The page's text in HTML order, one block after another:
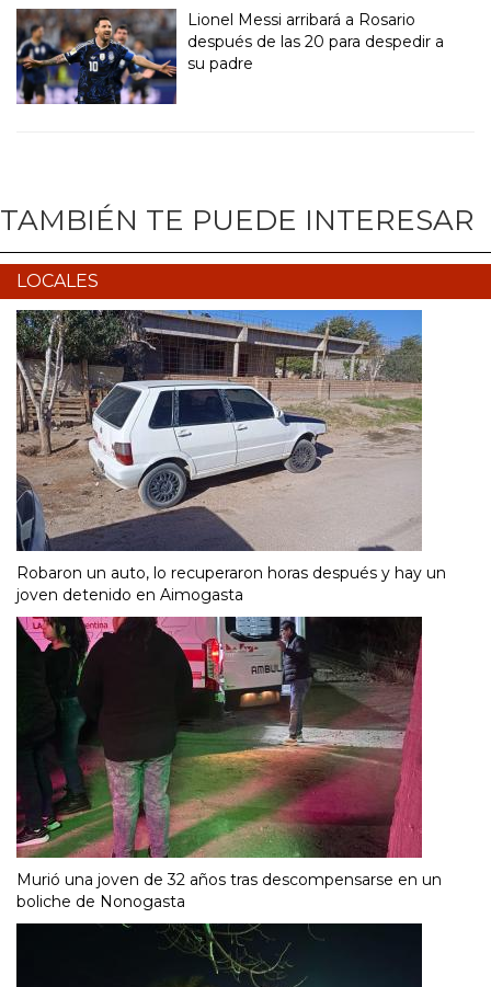
Lionel Messi arribará a Rosario
después de las 20 para despedir a
su padre
TAMBIÉN TE PUEDE INTERESAR
LOCALES
Robaron un auto, lo recuperaron horas después y hay un
joven detenido en Aimogasta
Murió una joven de 32 años tras descompensarse en un
boliche de Nonogasta